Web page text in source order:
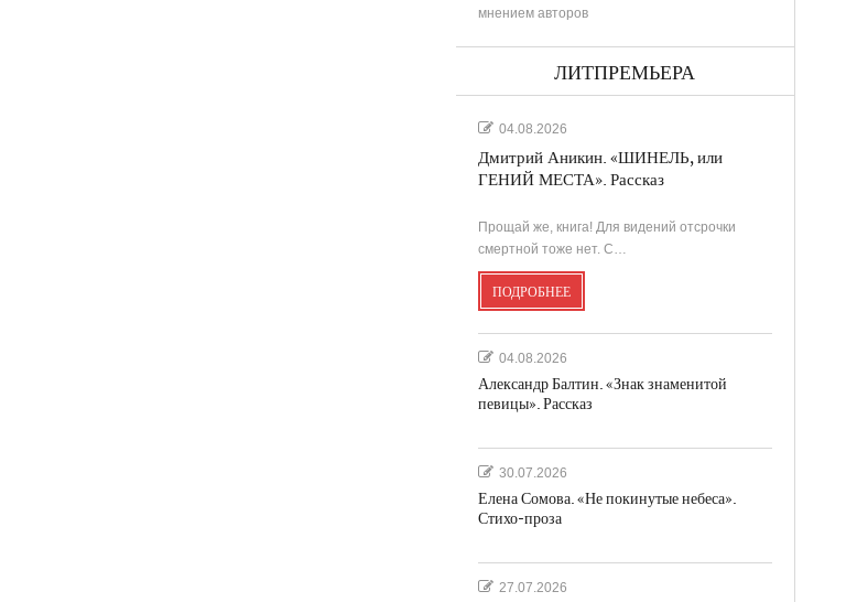
мнением авторов
ЛИТПРЕМЬЕРА
04.08.2026
Дмитрий Аникин. «ШИНЕЛЬ, или
ГЕНИЙ МЕСТА». Рассказ
Прощай же, книга! Для видений отсрочки
смертной тоже нет. С…
ПОДРОБНЕЕ
04.08.2026
Александр Балтин. «Знак знаменитой
певицы». Рассказ
30.07.2026
Елена Сомова. «Не покинутые небеса».
Стихо-проза
27.07.2026